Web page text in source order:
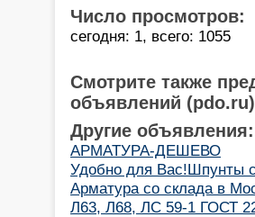
Число просмотров:
сегодня: 1, всего: 1055
Смотрите также
объявлений
Другие объявления:
АРМАТУРА-ДЕШЕВО
Удобно для Вас!Шпунты
Арматура со склада в
Л63, Л68, ЛС 59-1 ГОСТ